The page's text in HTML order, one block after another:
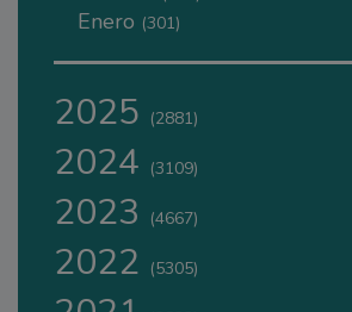
Enero (301)
2025 (2881)
2024 (3109)
2023 (4667)
2022 (5305)